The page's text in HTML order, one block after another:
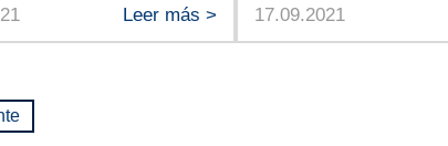
Leer más >
17.09.2021